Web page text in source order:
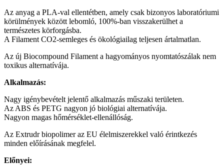
Az anyag a PLA-val ellentétben, amely csak bizonyos laboratóriumi
körülmények között lebomló, 100%-ban visszakerülhet a
természetes körforgásba.
A Filament CO2-semleges és ökológiailag teljesen ártalmatlan.
Az új Biocompound Filament a hagyományos nyomtatószálak nem
toxikus alternatívája.
Alkalmazás:
Nagy igénybevételt jelentő alkalmazás műszaki területen.
Az ABS és PETG nagyon jó biológiai alternatívája.
Nagyon magas hőmérséklet-ellenállóság.
Az Extrudr biopolimer az EU élelmiszerekkel való érintkezés
minden előírásának megfelel.
Előnyei: